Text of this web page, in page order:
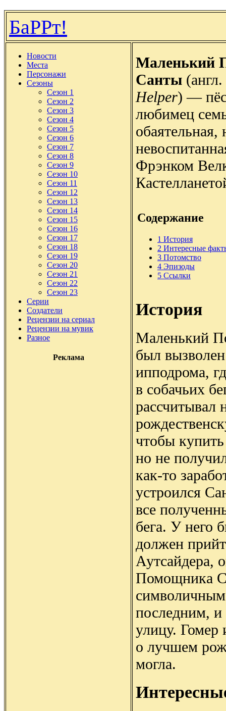
БаРРт!
Новости
Места
Персонажи
Сезоны
Сезон 1
Сезон 2
Сезон 3
Сезон 4
Сезон 5
Сезон 6
Сезон 7
Сезон 8
Сезон 9
Сезон 10
Сезон 11
Сезон 12
Сезон 13
Сезон 14
Сезон 15
Сезон 16
Сезон 17
Сезон 18
Сезон 19
Сезон 20
Сезон 21
Сезон 22
Сезон 23
Серии
Создатели
Рецензии на сериал
Рецензии на мувик
Разное
Реклама
Маленький
Санты (англ.
Helper) —
любимец
Фрэнком
Содержание
1 История
2 Интересные
3 Потомство
4 Эпизоды
5 Ссылки
История
Маленький
был
ипподрома,
в собачьих
рассчитывал
чтобы
но не
как-то
устроился
все
бега. У него
должен
Аутсайдера,
Помощника
последним, и
улицу.
о лучшем
могла.